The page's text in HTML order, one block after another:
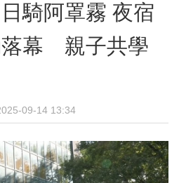
騎阿罩霧 夜宿
落幕 親子共學
09-14 13:34